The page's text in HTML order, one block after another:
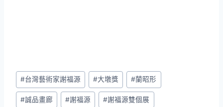
Post
Tags:
#台灣藝術家謝福源 #大墩獎 #蘭昭形
#誠品畫廊 #謝福源 #謝福源雙個展